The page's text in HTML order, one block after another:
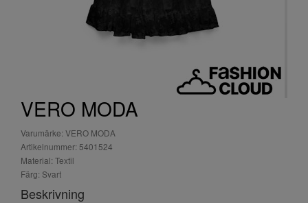
VERO MODA
Varumärke: VERO MODA
Artikelnummer: 5401524
Material: Textil
Färg: Svart
Beskrivning